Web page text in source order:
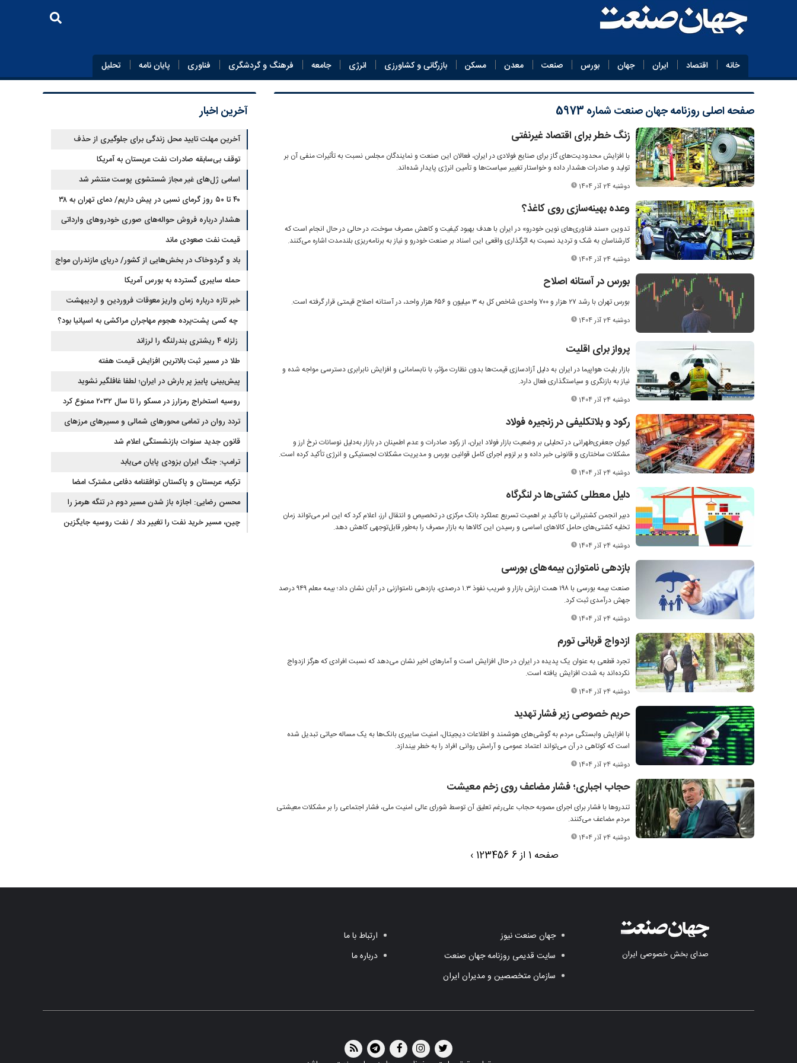
خانه اقتصاد ایران جهان بورس صنعت معدن مسکن بازرگانی و کشاورزی انرژی جامعه فرهنگ و گردشگری فناوری پایان‌ نامه تحلیل
صفحه اصلی روزنامه جهان صنعت شماره 5973
زنگ خطر برای اقتصاد غیرنفتی
با افزایش محدودیت‌های گاز برای صنایع فولادی در ایران، فعالان این صنعت و نمایندگان مجلس نسبت به تأثیرات منفی آن بر
تولید و صادرات هشدار داده و خواستار تغییر سیاست‌ها و تأمین انرژی پایدار شده‌اند.
دوشنبه 24 آذر 1404
وعده بهینه‌سازی روی کاغذ؟
تدوین «سند فناوری‌های نوین خودرو» در ایران با هدف بهبود کیفیت و کاهش مصرف سوخت، در حالی در حال انجام است که
کارشناسان به شک و تردید نسبت به اثرگذاری واقعی این اسناد بر صنعت خودرو و نیاز به برنامه‌ریزی بلندمدت اشاره می‌کنند.
دوشنبه 24 آذر 1404
بورس در آستانه اصلاح
بورس تهران با رشد ۲۷ هزار و ۷۰۰ واحدی شاخص کل به ۳ میلیون و ۶۵۶ هزار واحد، در آستانه اصلاح قیمتی قرار گرفته است.
دوشنبه 24 آذر 1404
پرواز برای اقلیت
بازار بلیت هواپیما در ایران به دلیل آزادسازی قیمت‌ها بدون نظارت مؤثر، با نابسامانی و افزایش نابرابری دسترسی مواجه شده و
نیاز به بازنگری و سیاستگذاری فعال دارد.
دوشنبه 24 آذر 1404
رکود و بلاتکلیفی در زنجیره فولاد
کیوان جعفری‌طهرانی در تحلیلی بر وضعیت بازار فولاد ایران، از رکود صادرات و عدم اطمینان در بازار به‌دلیل نوسانات نرخ ارز و
مشکلات ساختاری و قانونی خبر داده و بر لزوم اجرای کامل قوانین بورس و مدیریت مشکلات لجستیکی و انرژی تأکید کرده است.
دوشنبه 24 آذر 1404
دلیل معطلی کشتی‌ها در لنگرگاه
دبیر انجمن کشتیرانی با تأکید بر اهمیت تسریع عملکرد بانک مرکزی در تخصیص و انتقال ارز، اعلام کرد که این امر می‌تواند زمان
تخلیه کشتی‌های حامل کالاهای اساسی و رسیدن این کالاها به بازار مصرف را به‌طور قابل‌توجهی کاهش دهد.
دوشنبه 24 آذر 1404
بازدهی نامتوازن بیمه‌های بورسی
صنعت بیمه بورسی با ۱۹۸ همت ارزش بازار و ضریب نفوذ ۱.۳ درصدی، بازدهی نامتوازنی در آبان نشان داد؛ بیمه معلم ۹۴۹ درصد
جهش درآمدی ثبت کرد.
دوشنبه 24 آذر 1404
ازدواج قربانی تورم
تجرد قطعی به عنوان یک پدیده در ایران در حال افزایش است و آمارهای اخیر نشان می‌دهد که نسبت افرادی که هرگز ازدواج
نکرده‌اند به شدت افزایش یافته است.
دوشنبه 24 آذر 1404
حریم خصوصی زیر فشار تهدید
با افزایش وابستگی مردم به گوشی‌های هوشمند و اطلاعات دیجیتال، امنیت سایبری بانک‌ها به یک مساله حیاتی تبدیل شده
است که کوتاهی در آن می‌تواند اعتماد عمومی و آرامش روانی افراد را به خطر بیندازد.
دوشنبه 24 آذر 1404
حجاب اجباری؛ فشار مضاعف روی زخم معیشت
تندروها با فشار برای اجرای مصوبه حجاب علی‌رغم تعلیق آن توسط شورای عالی امنیت ملی، فشار اجتماعی را بر مشکلات معیشتی
مردم مضاعف می‌کنند.
دوشنبه 24 آذر 1404
صفحه 1 از 6 123456
›
آخرین اخبار
آخرین مهلت تایید محل زندگی برای جلوگیری از حذف
کالابرگ اعلام شد
توقف بی‌سابقه صادرات نفت عربستان به آمریکا
اسامی ژل‌های غیر مجاز شستشوی پوست منتشر شد
۴۰ تا ۵۰ روز گرمای نسبی در پیش داریم/ دمای تهران به ۳۸
درجه می‌رسد
هشدار درباره فروش حواله‌های صوری خودروهای وارداتی
قیمت نفت صعودی ماند
باد و گردوخاک در بخش‌هایی از کشور/ دریای مازندران مواج
است
حمله سایبری گسترده به بورس آمریکا
خبر تازه درباره زمان واریز معوقات فروردین و اردیبهشت
بازنشستگان تامین اجتماعی
چه کسی پشت‌پرده هجوم مهاجران مراکشی به اسپانیا بود؟
زلزله ۴ ریشتری بندرلنگه را لرزاند
طلا در مسیر ثبت بالاترین افزایش قیمت هفته
پیش‌بینی پاییز پر بارش در ایران؛ لطفا غافلگیر نشوید
روسیه استخراج رمزارز در مسکو را تا سال ۲۰۳۲ ممنوع کرد
تردد روان در تمامی محورهای شمالی و مسیرهای مرزهای
اربعین
قانون جدید سنوات بازنشستگی اعلام شد
ترامپ: جنگ ایران بزودی پایان می‌یابد
ترکیه، عربستان و پاکستان توافقنامه دفاعی مشترک امضا
می‌کنند
محسن رضایی: اجازه باز شدن مسیر دوم در تنگه هرمز را
نخواهیم داد
چین، مسیر خرید نفت را تغییر داد / نفت روسیه جایگزین
صدای بخش خصوصی ایران
جهان صنعت نیوز
سایت قدیمی روزنامه جهان صنعت
سازمان متخصصین و مدیران ایران
ارتباط با ما
درباره ما